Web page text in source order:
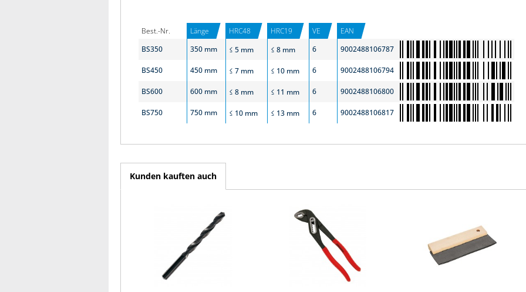
Best.-Nr. Länge HRC48 HRC19 VE
EAN
BS350
350 mm ≤ 5 mm ≤ 8 mm 6 9002488106787
BS450 450 mm ≤ 7 mm ≤ 10 mm 6 9002488106794
BS600 600 mm ≤ 8 mm ≤ 11 mm 6 9002488106800
BS750 750 mm ≤ 10 mm ≤ 13 mm 6 9002488106817
Kunden kauften auch